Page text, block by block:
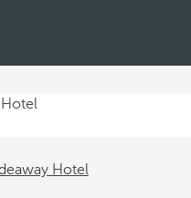
Hotel
Hotel